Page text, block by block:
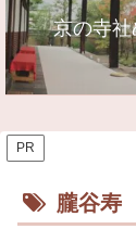
京の寺
PR
朧谷寿